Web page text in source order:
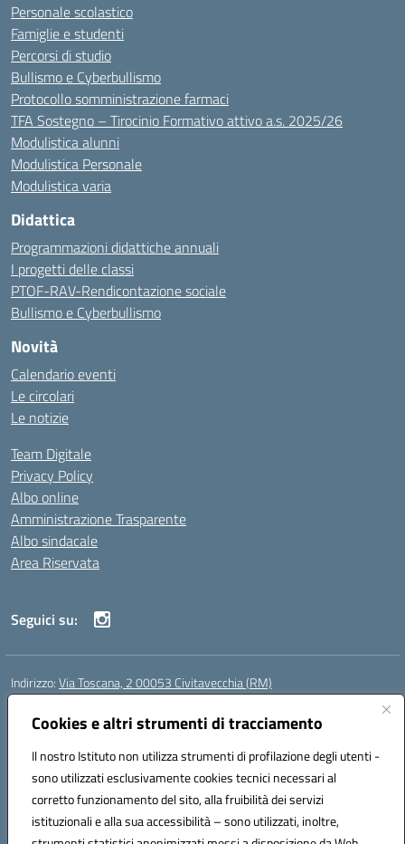
Cookies e altri strumenti di tracciamento
Il nostro Istituto non utilizza strumenti di profilazione degli utenti -
sono utilizzati esclusivamente cookies tecnici necessari al
corretto funzionamento del sito, alla fruibilità dei servizi
istituzionali e alla sua accessibilità – sono utilizzati, inoltre,
Personale scolastico
Famiglie e studenti
Percorsi di studio
Bullismo e Cyberbullismo
Protocollo somministrazione farmaci
TFA Sostegno – Tirocinio Formativo attivo a.s. 2025/26
Modulistica alunni
Modulistica Personale
Modulistica varia
Didattica
Programmazioni didattiche annuali
I progetti delle classi
PTOF-RAV-Rendicontazione sociale
Bullismo e Cyberbullismo
Novità
Calendario eventi
Le circolari
Le notizie
Team Digitale
Privacy Policy
Albo online
Amministrazione Trasparente
Albo sindacale
Area Riservata
Seguici su:
Indirizzo:Via Toscana, 2 00053 Civitavecchia (RM)
Centralino:
Posta elettronica certificata (PEC):rmic8b900g@pec.istruzione.it
Codice fiscale: 91038380589
Codice meccanografico:RMIC8B900G
Codice Indice delle Pubbliche Amministrazioni (IPA): istsc_rmic8b900g
Codice unico di fatturazione (CUF): UFP4NO